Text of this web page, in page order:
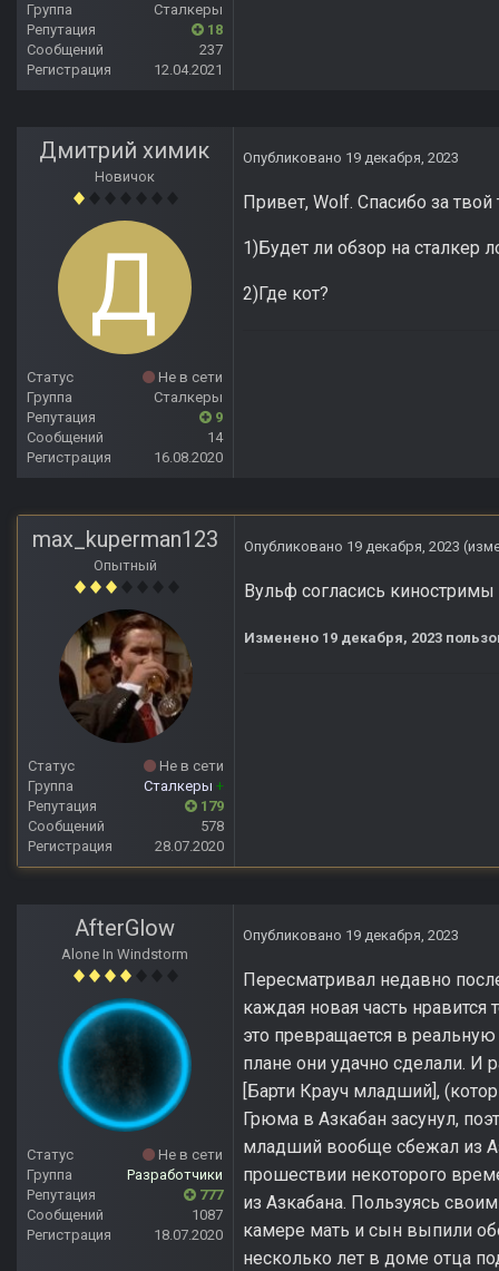
Группа
Сталкеры
Репутация
18
Сообщений
237
Регистрация
12.04.2021
Дмитрий химик
Новичок
Статус
Не в сети
Группа
Сталкеры
Репутация
9
Сообщений
14
Регистрация
16.08.2020
Опубликовано 19 декабря, 2023
Привет, Wolf. Спасибо за
1)Будет ли обзор на сталкер
2)Где кот?
max_kuperman123
Опытный
Статус
Не в сети
Группа
Сталкеры +
Репутация
179
Сообщений
578
Регистрация
28.07.2020
Опубликовано 19 декабря, 2023
Вульф согласись
Изменено 19 декабря, 2023
AfterGlow
Alone In Windstorm
Статус
Не в сети
Группа
Разработчики
Репутация
777
Сообщений
1087
Регистрация
18.07.2020
Опубликовано 19 декабря, 2023
Пересматривал недавно
каждая новая часть
это превращается в
плане они удачно сделали. И
[Барти Крауч младший],
Грюма в Азкабан засунул,
младший вообще сбежал из
прошествии некоторого
из Азкабана. Пользуясь
камере мать и сын выпили
несколько лет в доме отца